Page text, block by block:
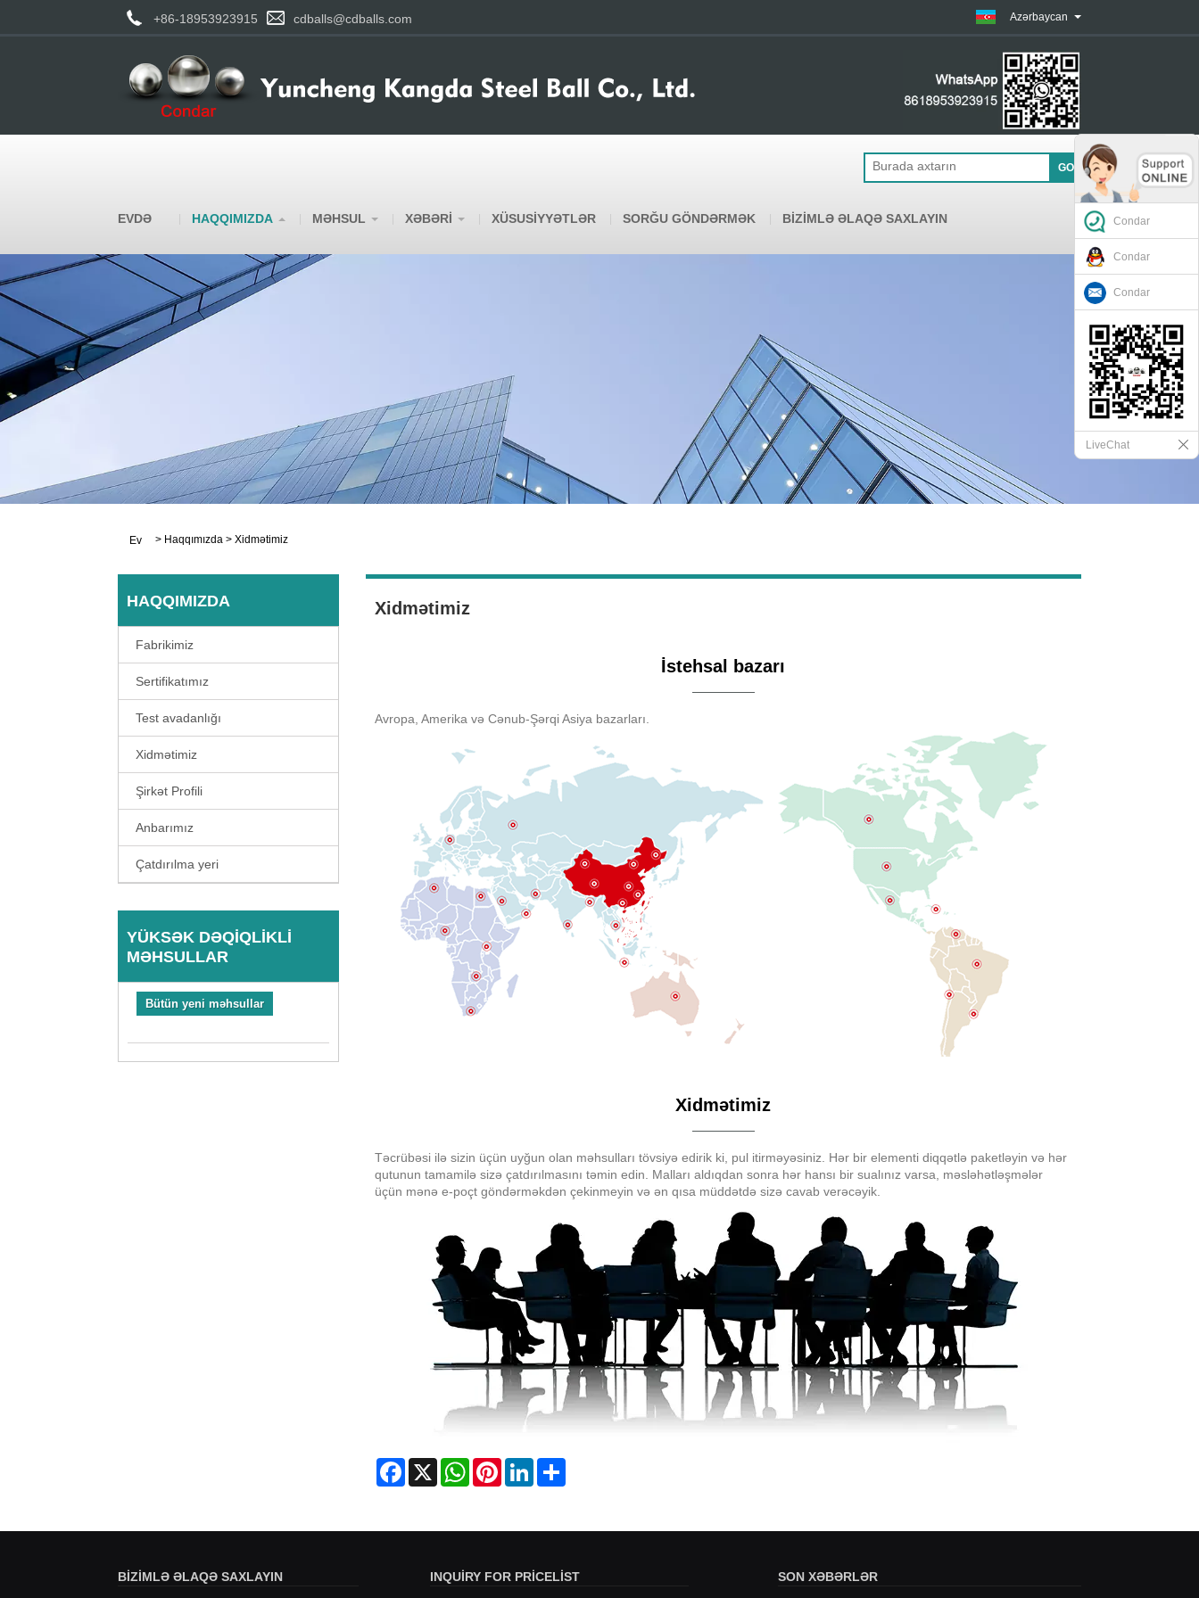
+86-18953923915 cdballs@cdballs.com Azərbaycan
EVDƏ HAQQIMIZDA MƏHSUL XƏBƏRI XÜSUSIYYƏTLƏR SORĞU GÖNDƏRMƏK BIZIMLƏ ƏLAQƏ SAXLAYIN
Ev > Haqqımızda > Xidmətimiz
HAQQIMIZDA
Fabrikimiz
Sertifikatımız
Test avadanlığı
Xidmətimiz
Şirkət Profili
Anbarımız
Çatdırılma yeri
YÜKSƏK DƏQIQLIKLI
MƏHSULLAR
Bütün yeni məhsullar
Xidmətimiz
İstehsal bazarı
Avropa, Amerika və Cənub-Şərqi Asiya bazarları.
Xidmətimiz
Təcrübəsi ilə sizin üçün uyğun olan məhsulları tövsiyə edirik ki, pul itirməyəsiniz. Hər bir elementi diqqətlə paketləyin və hər
qutunun tamamilə sizə çatdırılmasını təmin edin. Malları aldıqdan sonra hər hansı bir sualınız varsa, məsləhətləşmələr
üçün mənə e-poçt göndərməkdən çekinmeyin və ən qısa müddətdə sizə cavab verəcəyik.
Facebook
X WhatsAppPinterestLinkedInShare
Condar
Condar
Condar
LiveChat
BIZIMLƏ ƏLAQƏ SAXLAYIN INQUIRY FOR PRICELIST SON XƏBƏRLƏR